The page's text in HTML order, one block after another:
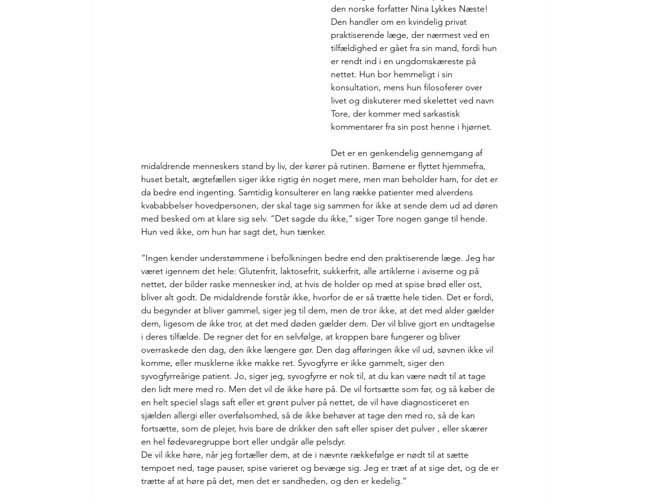
den norske forfatter Nina Lykkes Næste!
Den handler om en kvindelig privat
praktiserende læge, der nærmest ved en
tilfældighed er gået fra sin mand, fordi hun
er rendt ind i en ungdomskæreste på
nettet. Hun bor hemmeligt i sin
konsultation, mens hun filosoferer over
livet og diskuterer med skelettet ved navn
Tore, der kommer med sarkastisk
kommentarer fra sin post henne i hjørnet.
Det er en genkendelig gennemgang af
midaldrende menneskers stand by liv, der kører på rutinen. Børnene er flyttet hjemmefra,
huset betalt, ægtefællen siger ikke rigtig én noget mere, men man beholder ham, for det er
da bedre end ingenting. Samtidig konsulterer en lang række patienter med alverdens
kvababbelser hovedpersonen, der skal tage sig sammen for ikke at sende dem ud ad døren
med besked om at klare sig selv. ”Det sagde du ikke,” siger Tore nogen gange til hende.
Hun ved ikke, om hun har sagt det, hun tænker.
”Ingen kender understømmene i befolkningen bedre end den praktiserende læge. Jeg har
været igennem det hele: Glutenfrit, laktosefrit, sukkerfrit, alle artiklerne i aviserne og på
nettet, der bilder raske mennesker ind, at hvis de holder op med at spise brød eller ost,
bliver alt godt. De midaldrende forstår ikke, hvorfor de er så trætte hele tiden. Det er fordi,
du begynder at bliver gammel, siger jeg til dem, men de tror ikke, at det med alder gælder
dem, ligesom de ikke tror, at det med døden gælder dem. Der vil blive gjort en undtagelse
i deres tilfælde. De regner det for en selvfølge, at kroppen bare fungerer og bliver
overraskede den dag, den ikke længere gør. Den dag afføringen ikke vil ud, søvnen ikke vil
komme, eller musklerne ikke makke ret. Syvogfyrre er ikke gammelt, siger den
syvogfyrreårige patient. Jo, siger jeg, syvogfyrre er nok til, at du kan være nødt til at tage
den lidt mere med ro. Men det vil de ikke høre på. De vil fortsætte som før, og så køber de
en helt speciel slags saft eller et grønt pulver på nettet, de vil have diagnosticeret en
sjælden allergi eller overfølsomhed, så de ikke behøver at tage den med ro, så de kan
fortsætte, som de plejer, hvis bare de drikker den saft eller spiser det pulver , eller skærer
en hel fødevaregruppe bort eller undgår alle pelsdyr.
De vil ikke høre, når jeg fortæller dem, at de i nævnte rækkefølge er nødt til at sætte
tempoet ned, tage pauser, spise varieret og bevæge sig. Jeg er træt af at sige det, og de er
trætte af at høre på det, men det er sandheden, og den er kedelig.”